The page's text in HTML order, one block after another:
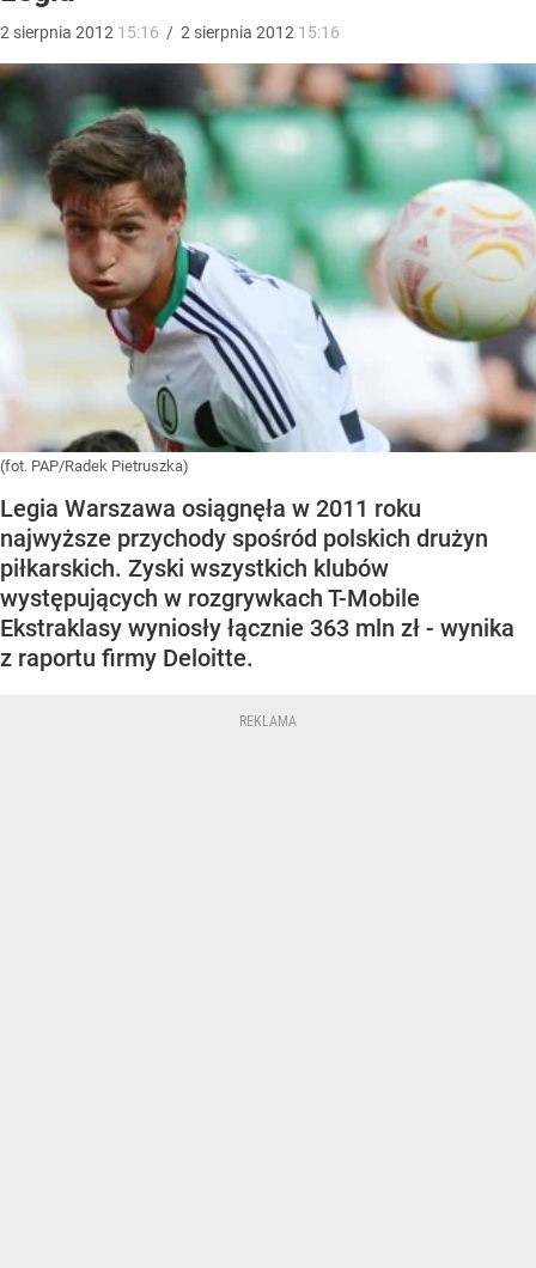
2 sierpnia 2012 15:16 / 2 sierpnia 2012 15:16
(fot. PAP/Radek Pietruszka)
Legia Warszawa osiągnęła w 2011 roku
najwyższe przychody spośród polskich drużyn
piłkarskich. Zyski wszystkich klubów
występujących w rozgrywkach T-Mobile
Ekstraklasy wyniosły łącznie 363 mln zł - wynika
z raportu firmy Deloitte.